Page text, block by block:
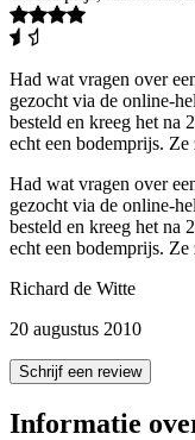
Had wat vragen over
gezocht via de online-
besteld en kreeg het na
echt een bodemprijs.
Had wat vragen over
gezocht via de online-
besteld en kreeg het na
echt een bodemprijs.
Richard de Witte
20 augustus 2010
Schrijf een review
Informatie